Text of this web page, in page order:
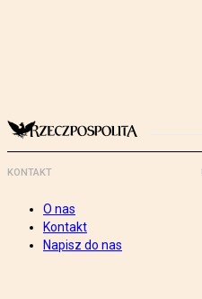
KONTAKT
O nas
Kontakt
Napisz do nas